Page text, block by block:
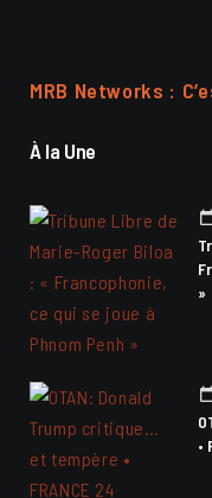
MRB Networks :
À la Une
»
•